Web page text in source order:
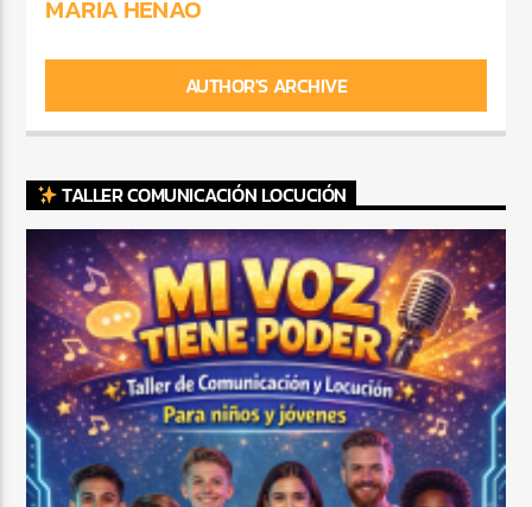
MARIA HENAO
AUTHOR'S ARCHIVE
TALLER COMUNICACIÓN LOCUCIÓN